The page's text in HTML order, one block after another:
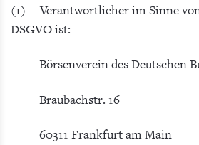
(1) Verantwortlicher im Sinne von
DSGVO ist:
Börsenverein des Deutschen
Braubachstr. 16
60311 Frankfurt am Main